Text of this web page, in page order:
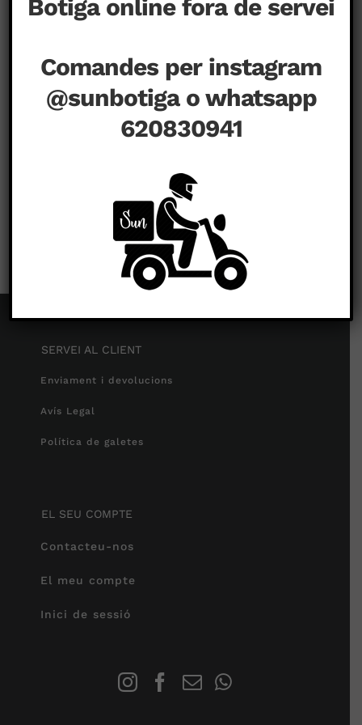
SERVEI AL CLIENT
Enviament i devolucions
Avís Legal
Política de galetes
EL SEU COMPTE
Contacteu-nos
El meu compte
Inici de sessió
Botiga online fora de servei
Comandes per instagram
@sunbotiga o whatsapp
620830941